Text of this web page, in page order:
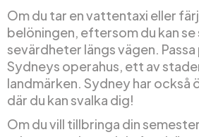
Om du tar en vattentaxi eller
belöningen, eftersom du kan
sevärdheter längs vägen.
Sydneys operahus, ett av
landmärken. Sydney har också
där du kan svalka dig!
Om du vill tillbringa din